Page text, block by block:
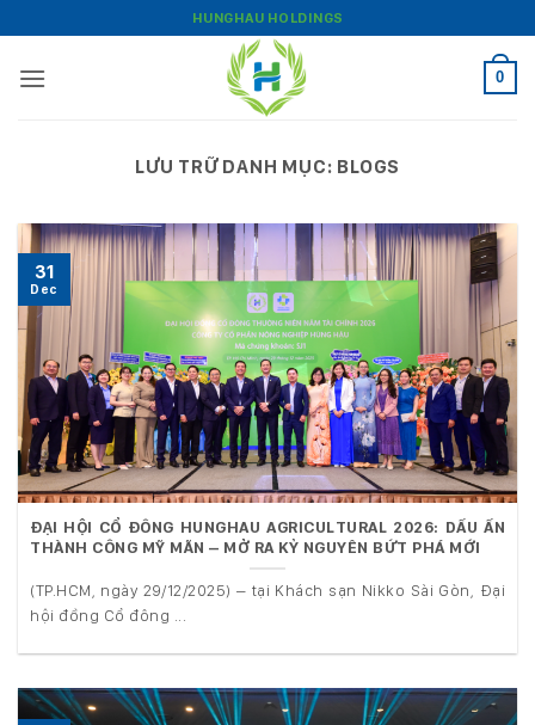
qua
nội
HUNGHAU HOLDINGS
0
LƯU TRỮ DANH MỤC: BLOGS
ĐẠI HỘI CỔ ĐÔNG HUNGHAU AGRICULTURAL 2026: DẤU ẤN
THÀNH CÔNG MỸ MÃN – MỞ RA KỶ NGUYÊN BỨT PHÁ MỚI
(TP.HCM, ngày 29/12/2025) – tại Khách sạn Nikko Sài Gòn, Đại
hội đồng Cổ đông ...
31
Dec